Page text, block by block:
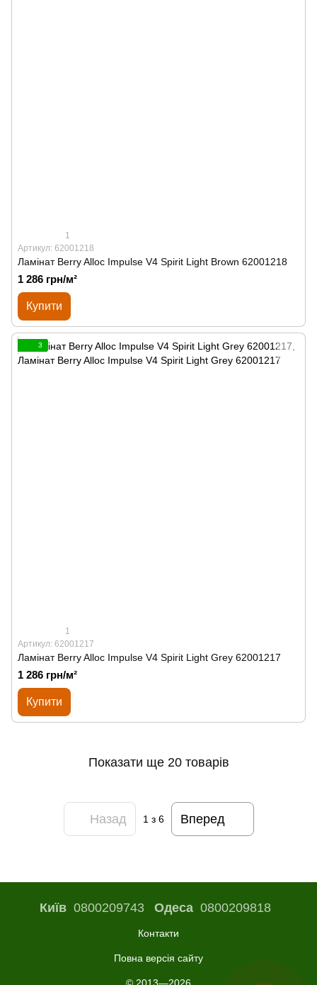
1
Артикул: 62001218
Ламінат Berry Alloc Impulse V4 Spirit Light Brown 62001218
1 286 грн/м²
Купити
3
1
Артикул: 62001217
Ламінат Berry Alloc Impulse V4 Spirit Light Grey 62001217
1 286 грн/м²
Купити
Показати ще 20 товарів
Назад 1з 6 Вперед
Київ0800209743 Одеса0800209818
Контакти
Повна версія сайту
© 2013—2026